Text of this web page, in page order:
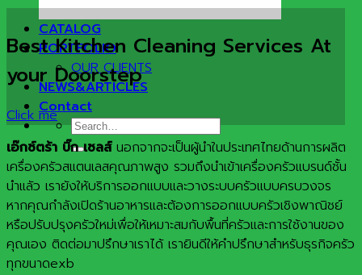
CATALOG
PORTFOLIO
OUR CLIENTS
NEWS&ARTICLES
Contact
Search
for:
Best Kitchen Cleaning Services At
your Doorstep
Click me
เอ๊กซ์ตร้า บิ๊ก เซลส์นอกจากจะเป็นผู้นำในประเทศไทยด้านการผลิต
เครื่องครัวสแตนเลสคุณภาพสูง รวมถึงนำเข้าเครื่องครัวแบรนด์ชั้น
นำแลัว เรายังให้บริการออกแบบและวางระบบครัวแบบครบวงจร
หากคุณกำลังเปิดร้านอาหารและต้องการออกแบบครัวเชิงพาณิชย์
หรือปรับปรุงครัวใหม่เพื่อให้เหมาะสมกับพื้นที่ครัวและการใช้งานของ
คุณเอง ติดต่อมาปรึกษาเราได้ เรายินดีให้คำปรึกษาสำหรับธุรกิจครัว
ทุกขนาดexb